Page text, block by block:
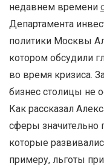
недавнем времени
Департамента
политики Москвы
котором обсудили
во время кризиса.
бизнес столицы не
Как рассказал
сферы значительно
которые
примеру, льготы